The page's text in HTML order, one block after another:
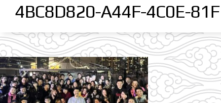
4BC8D820-A44F-4C0E-